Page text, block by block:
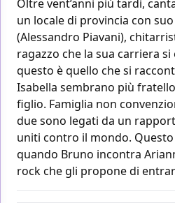
Oltre vent’anni più tardi,
un locale di provincia con
(Alessandro Piavani),
ragazzo che la sua carriera
questo è quello che si
Isabella sembrano più
figlio. Famiglia non
due sono legati da un
uniti contro il mondo.
quando Bruno incontra
rock che gli propone di